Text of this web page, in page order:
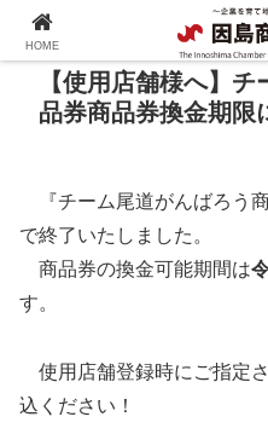
【使用店舗様へ】
品券商品券換金期限
『チーム尾道がんばろう
で終了いたしました。
商品券の換金可能期間は
す。
使用店舗登録時にご指定
込ください！
HOME